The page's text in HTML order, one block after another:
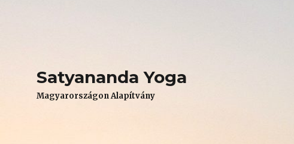
Satyananda Yoga
Magyarországon Alapítvány